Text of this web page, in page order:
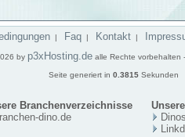
| Faq| Kontakt|
by p3xHosting.dealle Rechte vorbehalten
Seite generiert in 0.3815Sekunden
Branchenverzeichnisse
dino.de